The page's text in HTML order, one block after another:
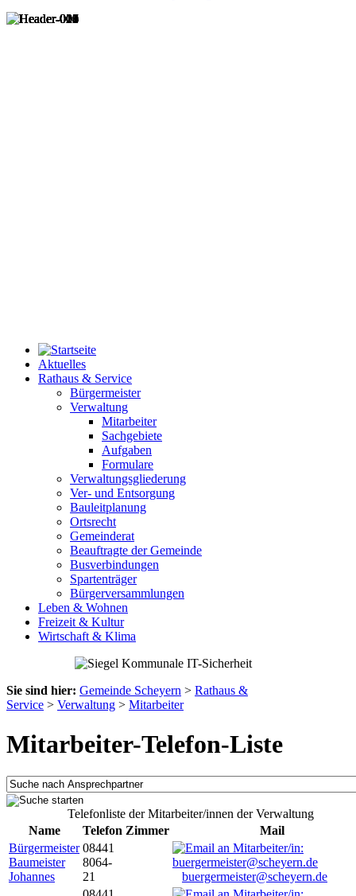
Aktuelles
Rathaus & Service
Bürgermeister
Verwaltung
Mitarbeiter
Sachgebiete
Aufgaben
Formulare
Verwaltungsgliederung
Ver- und Entsorgung
Bauleitplanung
Ortsrecht
Gemeinderat
Beauftragte der Gemeinde
Busverbindungen
Spartenträger
Bürgerversammlungen
Leben & Wohnen
Freizeit & Kultur
Wirtschaft & Klima
Sie sind hier: Gemeinde Scheyern > Rathaus &
Service > Verwaltung > Mitarbeiter
Mitarbeiter-Telefon-Liste
Telefonliste der Mitarbeiter/innen der Verwaltung
Name
Telefon Zimmer
Mail
Bürgermeister
Baumeister
Johannes
08441
8064-
21
buergermeister@scheyern.de